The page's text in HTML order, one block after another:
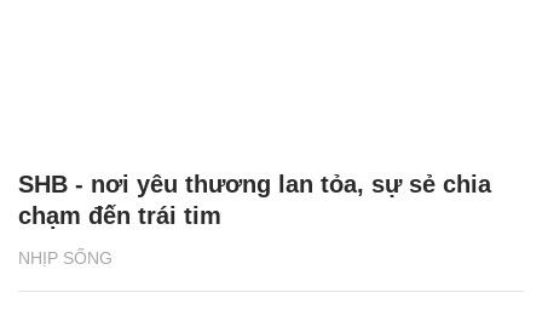
NHỊP SỐNG
SHB - nơi yêu thương lan tỏa, sự sẻ chia
chạm đến trái tim